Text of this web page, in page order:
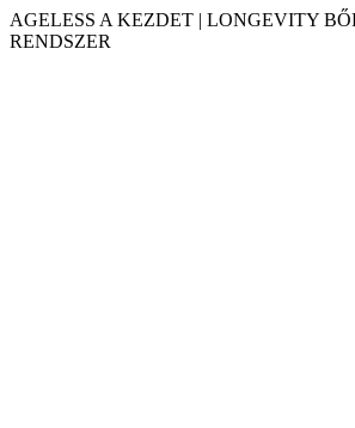
AGELESS A KEZDET | LONGEVITY
RENDSZER